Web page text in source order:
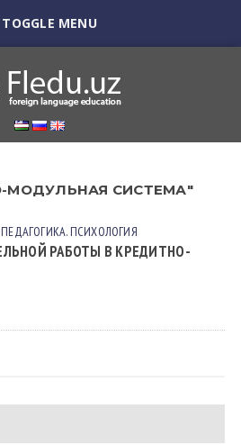
TOGGLE MENU
МОДУЛЬНАЯ СИСТЕМА"
ПЕДАГОГИКА. ПСИХОЛОГИЯ
РАБОТЫ В КРЕДИТНО-